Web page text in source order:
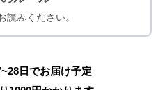
読みください。
日でお届け予定